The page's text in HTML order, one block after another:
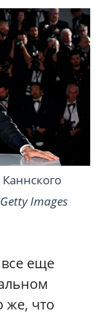
Images
еще
же, что